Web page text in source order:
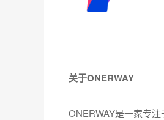
关于ONERWAY
ONERWAY是一家专